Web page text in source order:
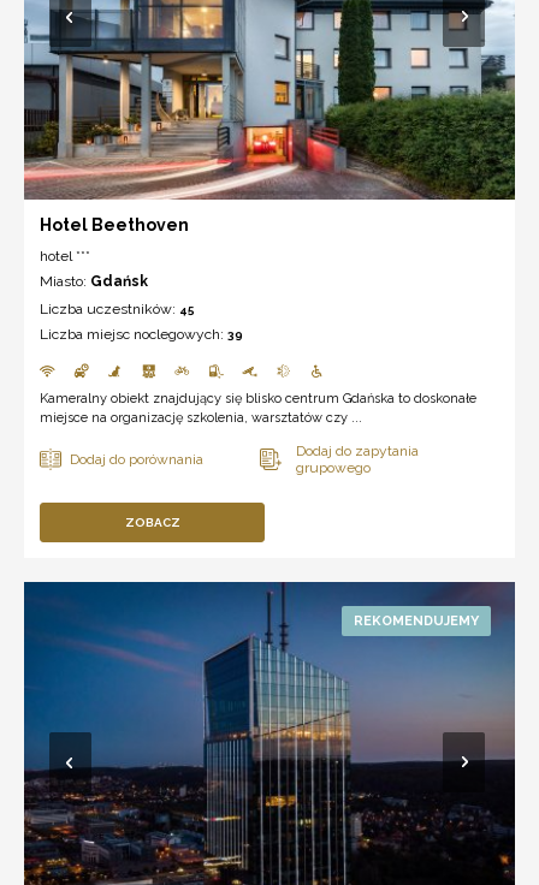
Hotel Beethoven
hotel ***
Miasto: Gdańsk
Liczba uczestników: 45
Liczba miejsc noclegowych: 39
Kameralny obiekt znajdujący się blisko centrum Gdańska to doskonałe
miejsce na organizację szkolenia, warsztatów czy ...
ZOBACZ